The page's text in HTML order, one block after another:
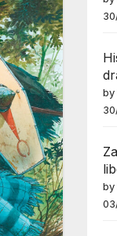
by
by